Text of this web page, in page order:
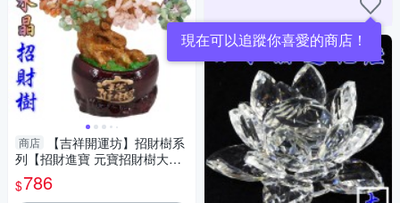
商店
【吉祥開運坊】招財樹系
列【招財進寶 元寶招財樹大型
天然水晶招財樹 】 淨化開光 擇
日
$786
現在可以追蹤你喜愛的商店！